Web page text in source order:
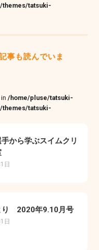
tatsuki-
事も読んでいま
in/home/pluse/tatsuki-
tatsuki-
から学ぶスイムクリ
日
り 2020年9.10月号
日